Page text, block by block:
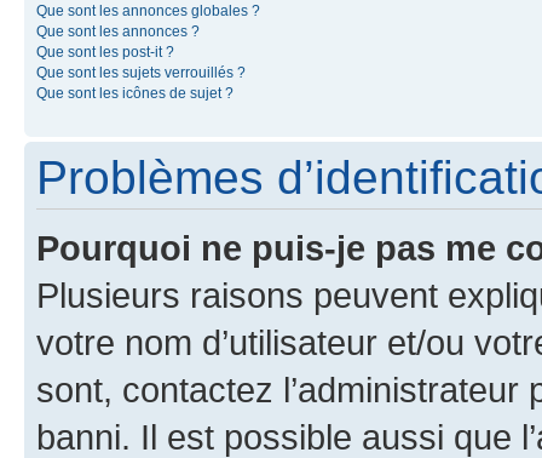
Que sont les annonces globales ?
Que sont les annonces ?
Que sont les post-it ?
Que sont les sujets verrouillés ?
Que sont les icônes de sujet ?
Problèmes
Pourquoi ne puis-je pas me
Plusieurs raisons peuvent
votre nom d’utilisateur et/ou
sont, contactez l’administrateur
banni. Il est possible aussi que